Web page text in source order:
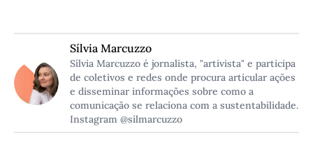
Sílvia Marcuzzo
Sílvia Marcuzzo é jornalista, "artivista" e participa
de coletivos e redes onde procura articular ações
e disseminar informações sobre como a
comunicação se relaciona com a sustentabilidade.
Instagram @silmarcuzzo